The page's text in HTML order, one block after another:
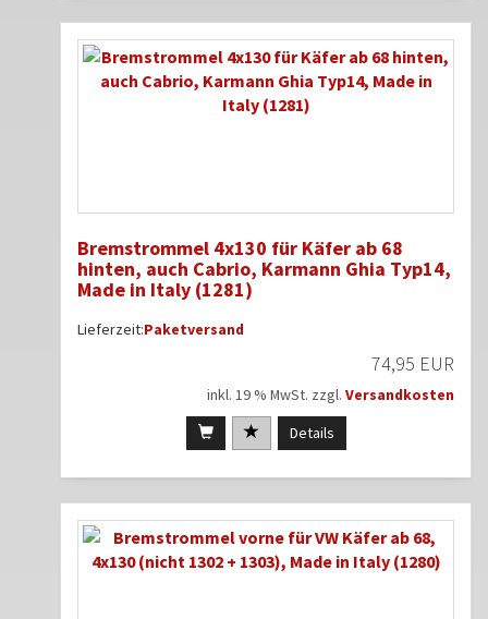
Bremstrommel 4x130 für Käfer ab 68
hinten, auch Cabrio, Karmann Ghia Typ14,
Made in Italy (1281)
Lieferzeit:Paketversand
74,95 EUR
inkl. 19 % MwSt. zzgl. Versandkosten
Details